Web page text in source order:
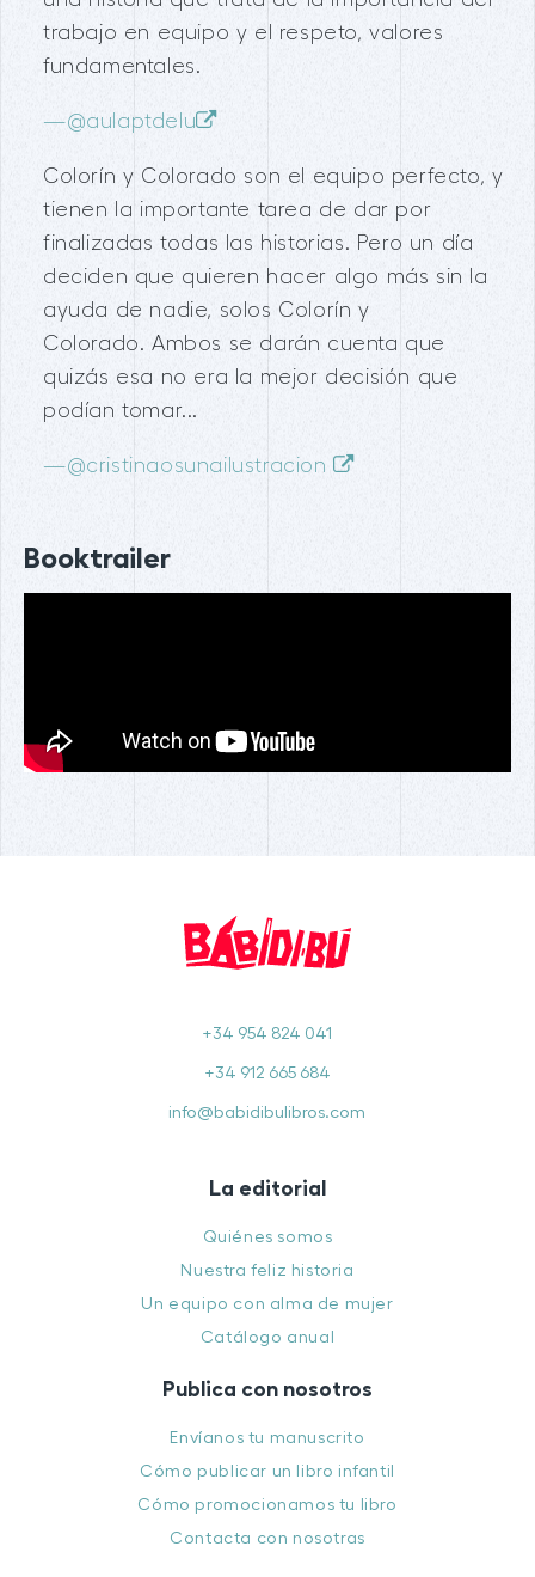
trabajo en equipo y el respeto, valores
fundamentales.
—@aulaptdelu
Colorín y Colorado son el equipo perfecto, y
tienen la importante tarea de dar por
finalizadas todas las historias. Pero un día
deciden que quieren hacer algo más sin la
ayuda de nadie, solos Colorín y
Colorado. Ambos se darán cuenta que
quizás esa no era la mejor decisión que
podían tomar...
—@cristinaosunailustracion
Booktrailer
+34 954 824 041
+34 912 665 684
info@babidibulibros.com
La editorial
Quiénes somos
Nuestra feliz historia
Un equipo con alma de mujer
Catálogo anual
Publica con nosotros
Envíanos tu manuscrito
Cómo publicar un libro infantil
Cómo promocionamos tu libro
Contacta con nosotras